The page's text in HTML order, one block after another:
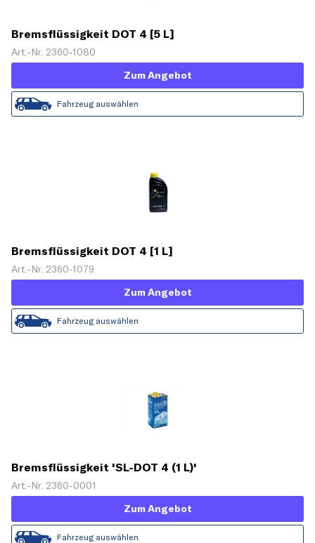
Bremsflüssigkeit DOT 4 [5 L]
Art.-Nr. 2360-1080
Zum Angebot
Fahrzeug auswählen
Bremsflüssigkeit DOT 4 [1 L]
Art.-Nr. 2360-1079
Zum Angebot
Fahrzeug auswählen
Bremsflüssigkeit 'SL-DOT 4 (1 L)'
Art.-Nr. 2360-0001
Zum Angebot
Fahrzeug auswählen